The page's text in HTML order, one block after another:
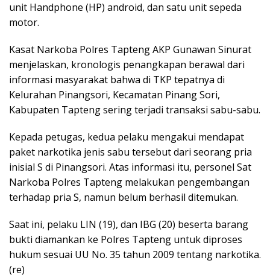
unit Handphone (HP) android, dan satu unit sepeda
motor.
Kasat Narkoba Polres Tapteng AKP Gunawan Sinurat
menjelaskan, kronologis penangkapan berawal dari
informasi masyarakat bahwa di TKP tepatnya di
Kelurahan Pinangsori, Kecamatan Pinang Sori,
Kabupaten Tapteng sering terjadi transaksi sabu-sabu.
Kepada petugas, kedua pelaku mengakui mendapat
paket narkotika jenis sabu tersebut dari seorang pria
inisial S di Pinangsori. Atas informasi itu, personel Sat
Narkoba Polres Tapteng melakukan pengembangan
terhadap pria S, namun belum berhasil ditemukan.
Saat ini, pelaku LIN (19), dan IBG (20) beserta barang
bukti diamankan ke Polres Tapteng untuk diproses
hukum sesuai UU No. 35 tahun 2009 tentang narkotika.
(re)